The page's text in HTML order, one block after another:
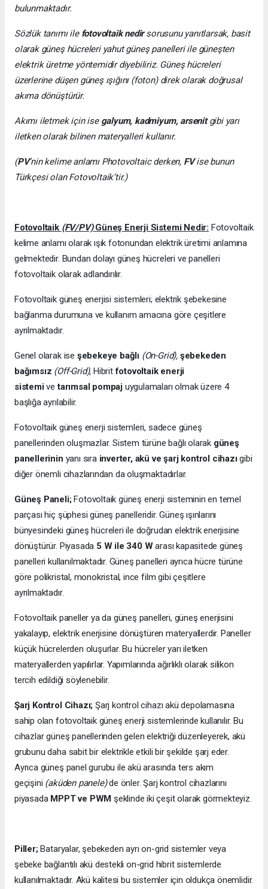
bulunmaktadır.
Sözlük tanımı ile fotovoltaik nedirsorusunu yanıtlarsak, basit
olarak güneş hücreleri yahut güneş panelleri ile güneşten
elektrik üretme yöntemidir diyebiliriz. Güneş hücreleri
üzerlerine düşen güneş ışığını (foton) direk olarak doğrusal
akıma dönüştürür.
Akımı iletmek için ise galyum, kadmiyum, arsenitgibi yarı
iletken olarak bilinen materyalleri kullanır.
(PV’nin kelime anlamı Photovoltaic derken, FVise bunun
Türkçesi olan Fotovoltaik’tir.)
Fotovoltaik (FV/PV)Güneş Enerji Sistemi Nedir: Fotovoltaik
kelime anlamı olarak ışık fotonundan elektrik üretimi anlamına
gelmektedir. Bundan dolayı güneş hücreleri ve panelleri
fotovoltaik olarak adlandırılır.
Fotovoltaik güneş enerjisi sistemleri; elektrik şebekesine
bağlanma durumuna ve kullanım amacına göre çeşitlere
ayrılmaktadır.
Genel olarak ise şebekeye bağlı (On-Grid), şebekeden
bağımsız (Off-Grid), Hibritfotovoltaik enerji
sistemivetarımsal pompaj uygulamaları olmak üzere 4
başlığa ayrılabilir.
Fotovoltaik güneş enerji sistemleri, sadece güneş
panellerinden oluşmazlar. Sistem türüne bağlı olarak güneş
panellerinin yanı sıra inverter, akü ve şarj kontrol cihazıgibi
diğer önemli cihazlarından da oluşmaktadırlar.
Güneş Paneli;Fotovoltaik güneş enerji sisteminin en temel
parçası hiç şüphesi güneş panelleridir. Güneş ışınlarını
bünyesindeki güneş hücreleri ile doğrudan elektrik enerjisine
dönüştürür. Piyasada 5 W ile 340 Warası kapasitede güneş
panelleri kullanılmaktadır. Güneş panelleri ayrıca hücre türüne
göre polikristal, monokristal, ince film gibi çeşitlere
ayrılmaktadır.
Fotovoltaik paneller ya da güneş panelleri, güneş enerjisini
yakalayıp, elektrik enerjisine dönüştüren materyallerdir. Paneller
küçük hücrelerden oluşurlar. Bu hücreler yarı iletken
materyallerden yapılırlar. Yapımlarında ağırlıklı olarak silikon
tercih edildiği söylenebilir.
Şarj Kontrol Cihazı; Şarj kontrol cihazı akü depolamasına
sahip olan fotovoltaik güneş enerji sistemlerinde kullanılır. Bu
cihazlar güneş panellerinden gelen elektriği düzenleyerek, akü
grubunu daha sabit bir elektrikle etkili bir şekilde şarj eder.
Ayrıca güneş panel gurubu ile akü arasında ters akım
geçişini (aküden panele)de önler. Şarj kontrol cihazlarını
piyasada MPPT ve PWM şeklinde iki çeşit olarak görmekteyiz.
Piller;Bataryalar, şebekeden ayrı on-grid sistemler veya
şebeke bağlantılı akü destekli on-grid hibrit sistemlerde
kullanılmaktadır. Akü kalitesi bu sistemler için oldukça önemlidir.